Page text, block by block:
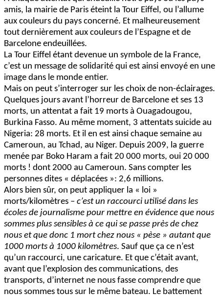
amis, la mairie de Paris éteint la Tour Eiffel, ou l’allume
aux couleurs du pays concerné. Et malheureusement
tout dernièrement aux couleurs de l’Espagne et de
Barcelone endeuillées.
La Tour Eiffel étant devenue un symbole de la France,
c’est un message de solidarité qui est ainsi envoyé en une
image dans le monde entier.
Mais on peut s’interroger sur les choix de non-éclairages.
Quelques jours avant l’horreur de Barcelone et ses 13
morts, un attentat a fait 19 morts à Ouagadougou,
Burkina Fasso. Au même moment, 3 attentats suicide au
Nigeria: 28 morts. Et il en est ainsi chaque semaine au
Cameroun, au Tchad, au Niger. Depuis 2009, la guerre
menée par Boko Haram a fait 20 000 morts, oui 20 000
morts ! dont 2000 au Cameroun. Sans compter les
personnes dites « déplacées »: 2,6 millions.
Alors bien sûr, on peut appliquer la « loi »
morts/kilomètres – c’est un raccourci utilisé dans les
écoles de journalisme pour mettre en évidence que nous
sommes plus sensibles à ce qui se passe près de chez
nous et que donc 1 mort chez nous « pèse » autant que
1000 morts à 1000 kilomètres. Sauf que ça ce n’est
qu’un raccourci, une caricature. Et que c’était avant,
avant que l’explosion des communications, des
transports, d’internet ne nous fasse comprendre que
nous sommes tous sur le même bateau. Le battement